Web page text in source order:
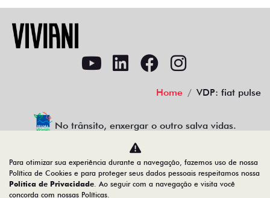
Home VDP: fiat pulse
No trânsito, enxergar o outro salva vidas.
VIVIANI VEICULOS RIO CLARO LTDA
00.550.527/0016-76
Para otimizar sua experiência durante a navegação, fazemos uso de nossa
Política de Cookies e para proteger seus dados pessoais respeitamos nossa
Política de Privacidade. Ao seguir com a navegação e visita você
concorda com nossas Políticas.